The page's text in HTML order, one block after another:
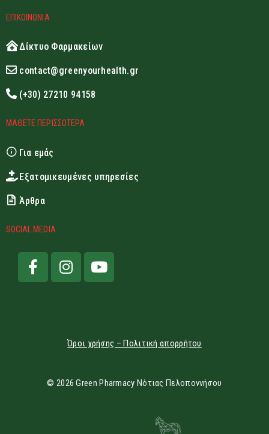
ΕΠΙΚΟΙΝΩΝΙΑ
Δίκτυο Φαρμακείων
contact@greenyourhealth.gr
(+30) 27210 94158
ΜΑΘΕΤΕ ΠΕΡΙΣΣΟΤΕΡΑ
Για εμάς
Εξατομικευμένες υπηρεσίες
Άρθρα
SOCIAL MEDIA
Όροι χρήσης – Πολιτική απορρήτου
© 2026 Green Pharmacy Νότιας Πελοποννήσου